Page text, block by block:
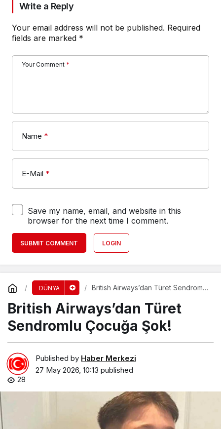
Write a Reply
Your email address will not be published. Required
fields are marked *
Your Comment *
Name *
E-Mail *
Save my name, email, and website in this
browser for the next time I comment.
SUBMIT COMMENT LOGIN
DÜNYA
British Airways’dan Türet Sendromlu
British Airways’dan Türet
Sendromlu Çocuğa Şok!
Published by Haber Merkezi
27 May 2026, 10:13 published
28